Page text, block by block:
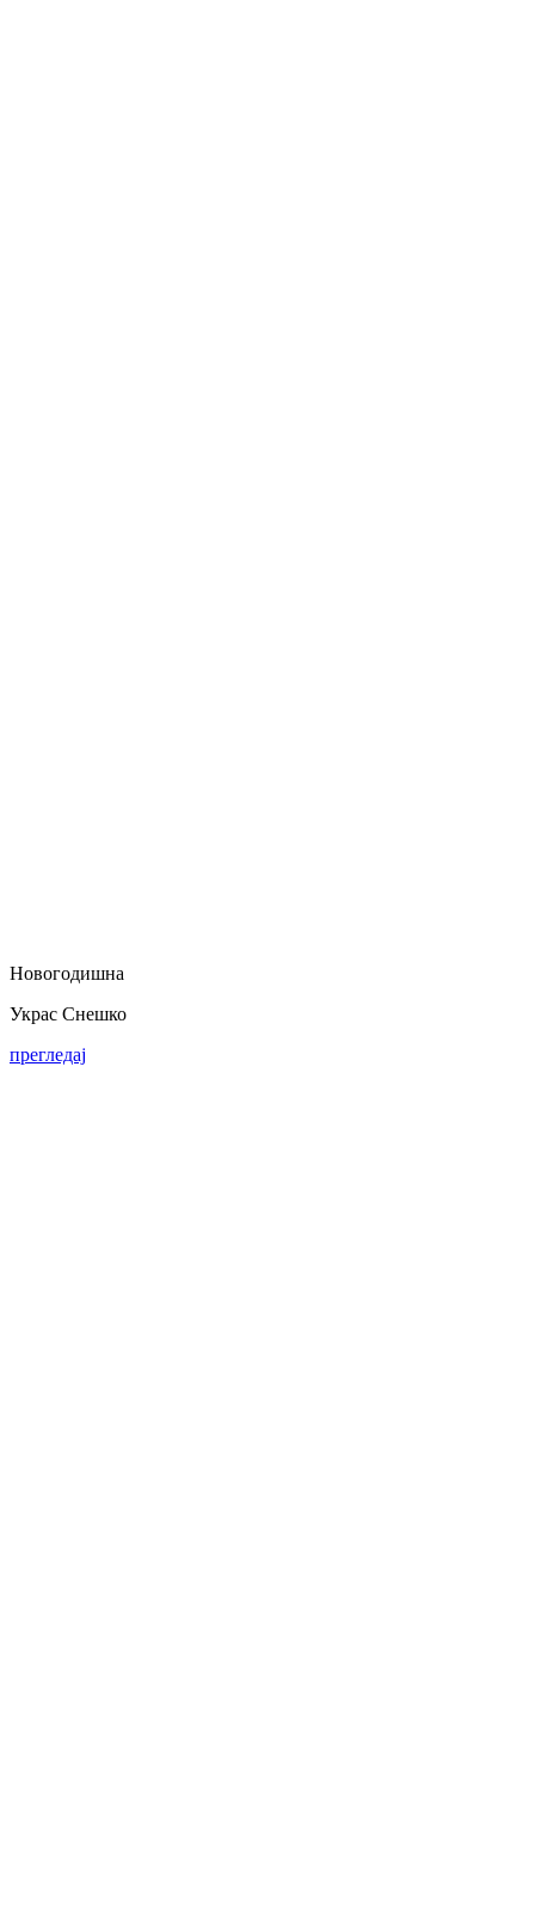
Новогодишна
Украс Снешко
прегледај